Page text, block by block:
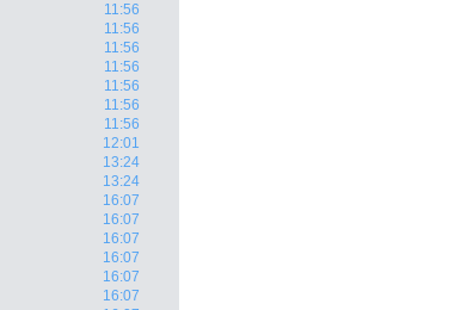
11:56
11:56
11:56
11:56
11:56
11:56
11:56
12:01
13:24
13:24
16:07
16:07
16:07
16:07
16:07
16:07